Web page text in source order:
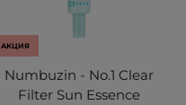
АКЦИЯ
Numbuzin - No.1 Clear
Filter Sun Essence